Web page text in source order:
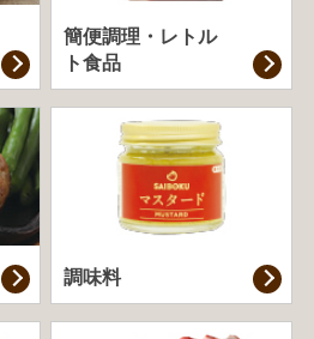
簡便調理・ レトル
ト食品
調味料